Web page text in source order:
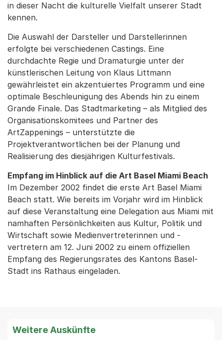
in dieser Nacht die kulturelle Vielfalt unserer Stadt
kennen.
Die Auswahl der Darsteller und Darstellerinnen
erfolgte bei verschiedenen Castings. Eine
durchdachte Regie und Dramaturgie unter der
künstlerischen Leitung von Klaus Littmann
gewährleistet ein akzentuiertes Programm und eine
optimale Beschleunigung des Abends hin zu einem
Grande Finale. Das Stadtmarketing – als Mitglied des
Organisationskomitees und Partner des
ArtZappenings – unterstützte die
Projektverantwortlichen bei der Planung und
Realisierung des diesjährigen Kulturfestivals.
Empfang im Hinblick auf die Art Basel Miami Beach
Im Dezember 2002 findet die erste Art Basel Miami
Beach statt. Wie bereits im Vorjahr wird im Hinblick
auf diese Veranstaltung eine Delegation aus Miami mit
namhaften Persönlichkeiten aus Kultur, Politik und
Wirtschaft sowie Medienvertreterinnen und -
vertretern am 12. Juni 2002 zu einem offiziellen
Empfang des Regierungsrates des Kantons Basel-
Stadt ins Rathaus eingeladen.
Weitere Auskünfte